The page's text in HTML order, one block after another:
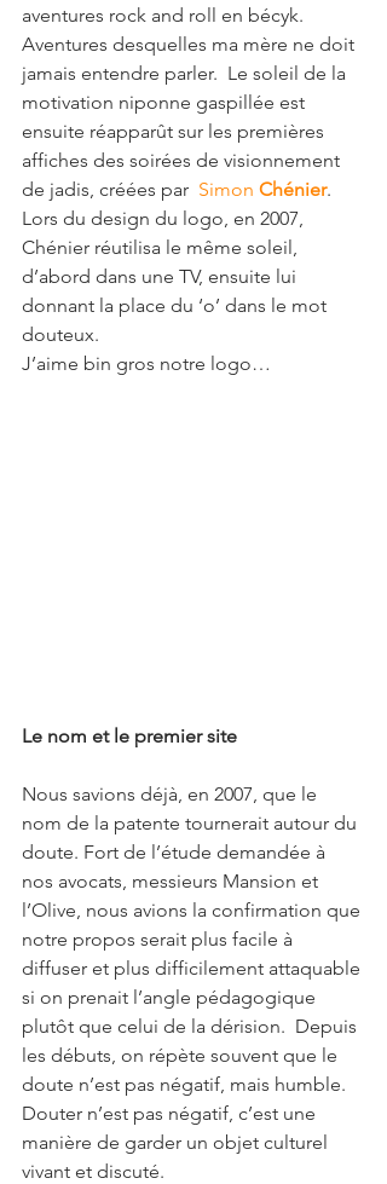
aventures rock and roll en bécyk.
Aventures desquelles ma mère ne doit
jamais entendre parler.  Le soleil de la
motivation niponne gaspillée est
ensuite réapparût sur les premières
affiches des soirées de visionnement
de jadis, créées par Simon Chénier.
Lors du design du logo, en 2007,
Chénier réutilisa le même soleil,
d’abord dans une TV, ensuite lui
donnant la place du ‘o’ dans le mot
douteux.
J’aime bin gros notre logo…
Le nom et le premier site
Nous savions déjà, en 2007, que le
nom de la patente tournerait autour du
doute. Fort de l’étude demandée à
nos avocats, messieurs Mansion et
l’Olive, nous avions la confirmation que
notre propos serait plus facile à
diffuser et plus difficilement attaquable
si on prenait l’angle pédagogique
plutôt que celui de la dérision.  Depuis
les débuts, on répète souvent que le
doute n’est pas négatif, mais humble.
Douter n’est pas négatif, c’est une
manière de garder un objet culturel
vivant et discuté.